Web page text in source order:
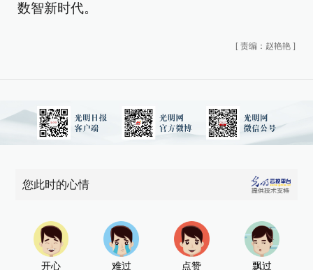
数智新时代。
[ 责编：赵艳艳 ]
您此时的心情
开心 难过 点赞 飘过